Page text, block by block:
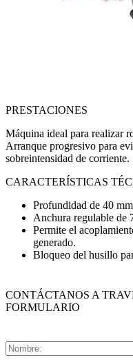
PRESTACIONES
Máquina ideal para realizar
Arranque progresivo para
sobreintensidad de corriente.
CARACTERÍSTICAS
Profundidad de 40 mm
Anchura regulable de
Permite el
generado.
Bloqueo del husillo
CONTÁCTANOS A
FORMULARIO